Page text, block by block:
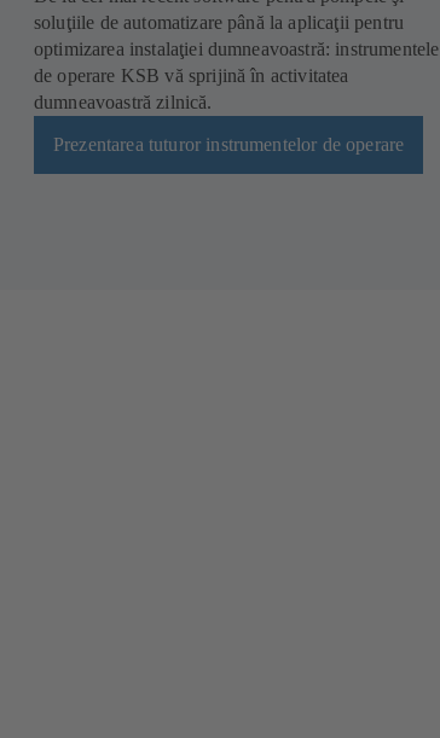
soluţiile de automatizare până la aplicaţii pentru
optimizarea instalaţiei dumneavoastră: instrumentele
de operare KSB vă sprijină în activitatea
dumneavoastră zilnică.
Prezentarea tuturor instrumentelor de operare